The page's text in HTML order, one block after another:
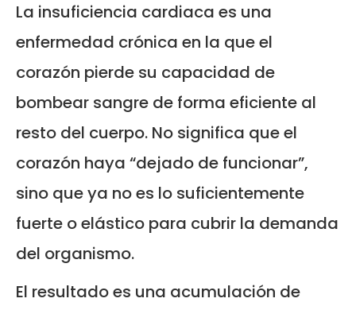
La insuficiencia cardiaca es una
enfermedad crónica en la que el
corazón pierde su capacidad de
bombear sangre de forma eficiente al
resto del cuerpo. No significa que el
corazón haya “dejado de funcionar”,
sino que ya no es lo suficientemente
fuerte o elástico para cubrir la demanda
del organismo.
El resultado es una acumulación de